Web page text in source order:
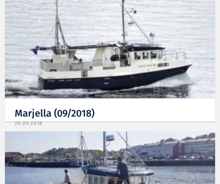
Marjella (09/2018)
20.09.2018